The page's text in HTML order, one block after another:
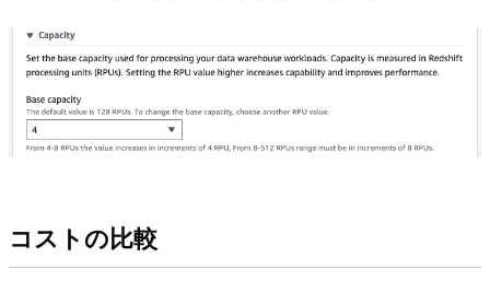
コストの比較